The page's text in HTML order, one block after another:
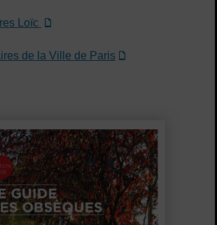
Loïc
de la Ville de Paris